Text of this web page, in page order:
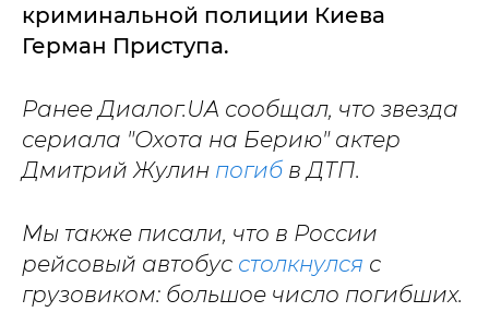
криминальной полиции Киева
Герман Приступа.
Ранее Диалог.UA сообщал, что звезда
сериала "Охота на Берию" актер
Дмитрий Жулин погиб в ДТП.
Мы также писали, что в России
рейсовый автобус столкнулся с
грузовиком: большое число погибших.